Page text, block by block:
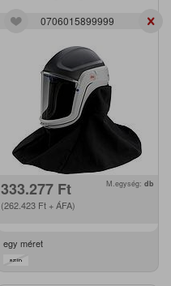
0706015899999
333.277 Ft
(262.423 Ft+ ÁFA)
M.egység: db
egy méret